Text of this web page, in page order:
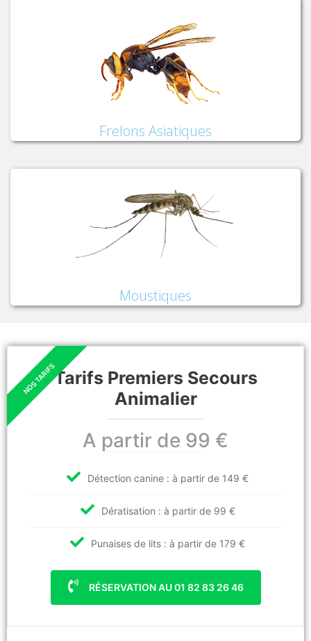
Frelons Asiatiques
Moustiques
Tarifs Premiers Secours
Animalier
A partir de 99 €
Détection canine : à partir de 149 €
Dératisation : à partir de 99 €
Punaises de lits : à partir de 179 €
RÉSERVATION AU 01 82 83 26 46